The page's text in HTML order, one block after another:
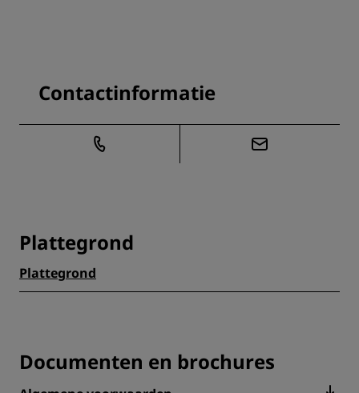
Contactinformatie
Plattegrond
Plattegrond
Documenten en brochures